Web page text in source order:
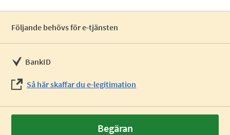
Följande behövs för e-tjänsten
BankID
Så här skaffar du e-legitimation
Begäran